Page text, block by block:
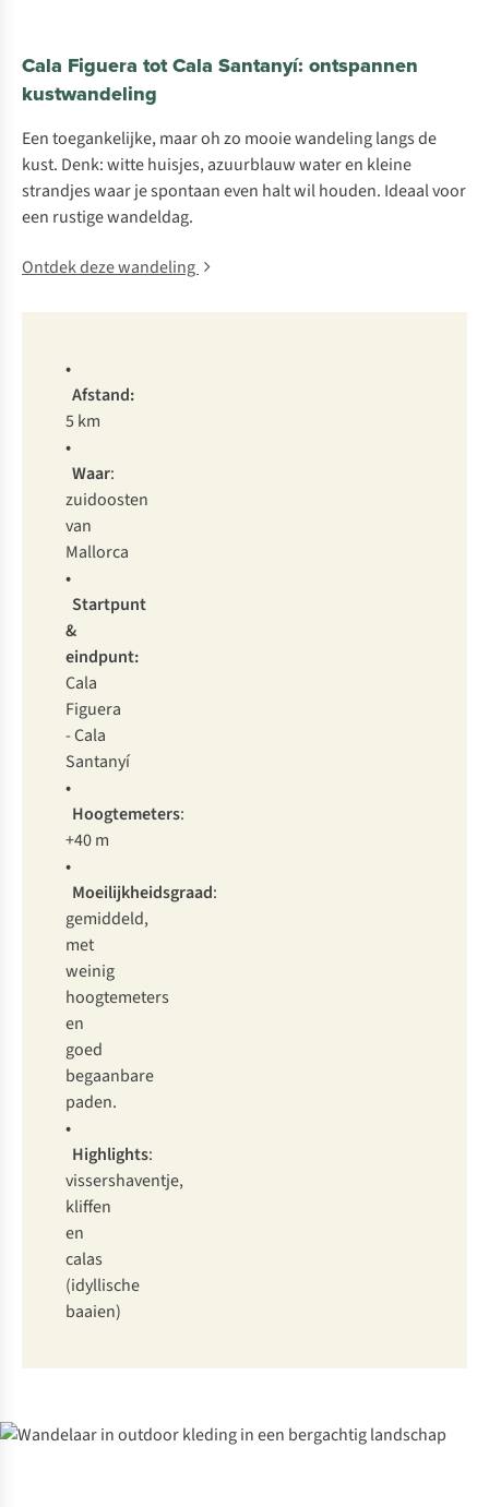
Cala Figuera tot Cala Santanyí: ontspannen
kustwandeling
Een toegankelijke, maar oh zo mooie wandeling langs de
kust. Denk: witte huisjes, azuurblauw water en kleine
strandjes waar je spontaan even halt wil houden. Ideaal voor
een rustige wandeldag.
Ontdek deze wandeling
•
Afstand:
5 km
•
Waar:
zuidoosten
van
Mallorca
•
Startpunt
&
eindpunt:
Cala
Figuera
- Cala
Santanyí
•
Hoogtemeters:
+40 m
•
Moeilijkheidsgraad:
gemiddeld,
met
weinig
hoogtemeters
en
goed
begaanbare
paden.
•
Highlights:
vissershaventje,
kliffen
en
calas
(idyllische
baaien)